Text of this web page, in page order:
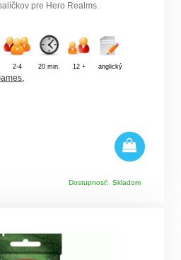
pre Hero Realms.
2-4 20 min. 12 + anglický
Dostupnosť: Skladom